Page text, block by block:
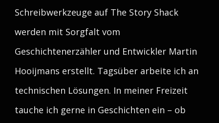
Schreibwerkzeuge auf The Story Shack
werden mit Sorgfalt vom
Geschichtenerzähler und Entwickler Martin
Hooijmans erstellt. Tagsüber arbeite ich an
technischen Lösungen. In meiner Freizeit
tauche ich gerne in Geschichten ein – ob